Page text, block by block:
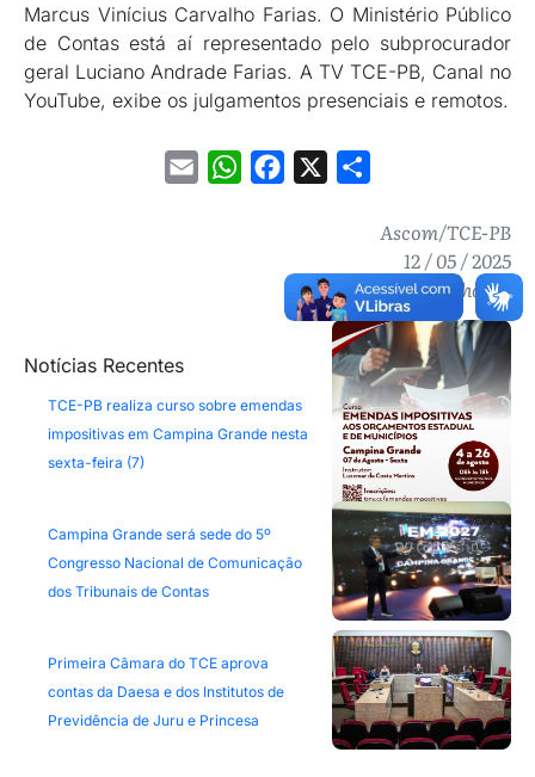
Marcus Vinícius Carvalho Farias. O Ministério Público
de Contas está aí representado pelo subprocurador
geral Luciano Andrade Farias. A TV TCE-PB, Canal no
YouTube, exibe os julgamentos presenciais e remotos.
Email WhatsAppFacebook
Ascom/TCE-PB
12 / 05 / 2025
Frutuoso Chaves
Notícias Recentes
TCE-PB realiza curso sobre emendas
impositivas em Campina Grande nesta
sexta-feira (7)
Campina Grande será sede do 5º
Congresso Nacional de Comunicação
dos Tribunais de Contas
Primeira Câmara do TCE aprova
contas da Daesa e dos Institutos de
Previdência de Juru e Princesa